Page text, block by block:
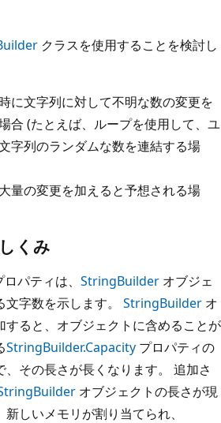
クラスを使用することを検討し
に文字列に対して不明な数の変更を
合 (たとえば、ループを使用して、ユ
字列のランダムな数を連結する場
量の変更を加えると予想される場
くみ
ロパティは、 StringBuilder オブジェ
字数を示します。 StringBuilder オ
すると、オブジェクトに含めることが
StringBuilder.Capacity プロパティの
その長さが長くなります。 追加さ
オブジェクトの長さが現
しいメモリが割り当てられ、